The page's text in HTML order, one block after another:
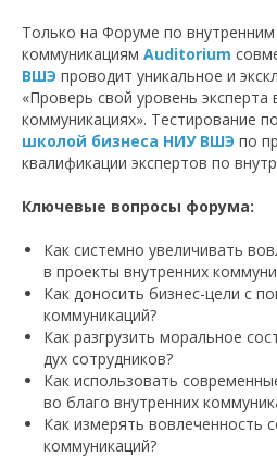
Только на Форуме по внутренним
коммуникациям Auditorium
ВШЭ проводит уникальное и
«Проверь свой уровень эксперта
коммуникациях». Тестирование
школой бизнеса НИУ ВШЭ по
квалификации экспертов по
Ключевые вопросы форума:
Как системно увеличивать
в проекты внутренних
Как доносить бизнес-цели с
коммуникаций?
Как разгрузить моральное
дух сотрудников?
Как использовать
во благо внутренних
Как измерять вовлеченность
коммуникаций?